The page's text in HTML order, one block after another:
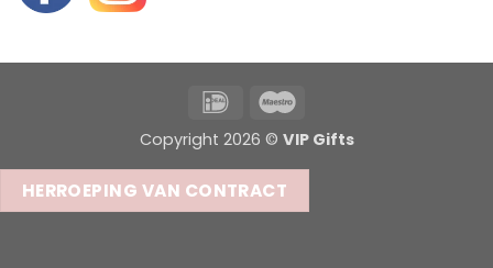
IDeal
Copyright 2026 © VIP Gifts
HERROEPING VAN CONTRACT